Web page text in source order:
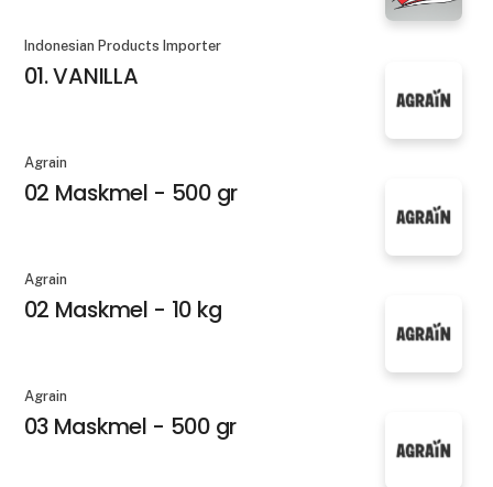
Indonesian Products Importer
01. VANILLA
Agrain
02 Maskmel - 500 gr
Agrain
02 Maskmel - 10 kg
Agrain
03 Maskmel - 500 gr